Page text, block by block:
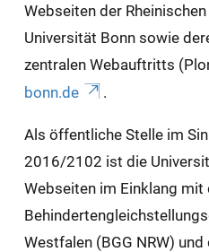
Webseiten der
Universität Bonn sowie
zentralen Webauftritts
bonn.de
.
Als öffentliche Stelle im
2016/2102 ist die
Webseiten im Einklang
Westfalen (BGG NRW)